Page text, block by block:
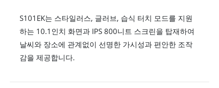
S101EK는 스타일러스, 글러브, 습식 터치 모드를 지원
하는 10.1인치 화면과 IPS 800니트 스크린을 탑재하여
날씨와 장소에 관계없이 선명한 가시성과 편안한 조작
감을 제공합니다.